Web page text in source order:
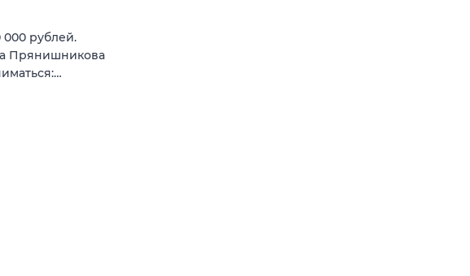
000 рублей.
Прянишникова